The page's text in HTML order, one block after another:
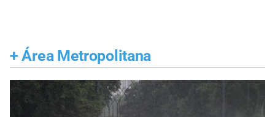
+ Área Metropolitana